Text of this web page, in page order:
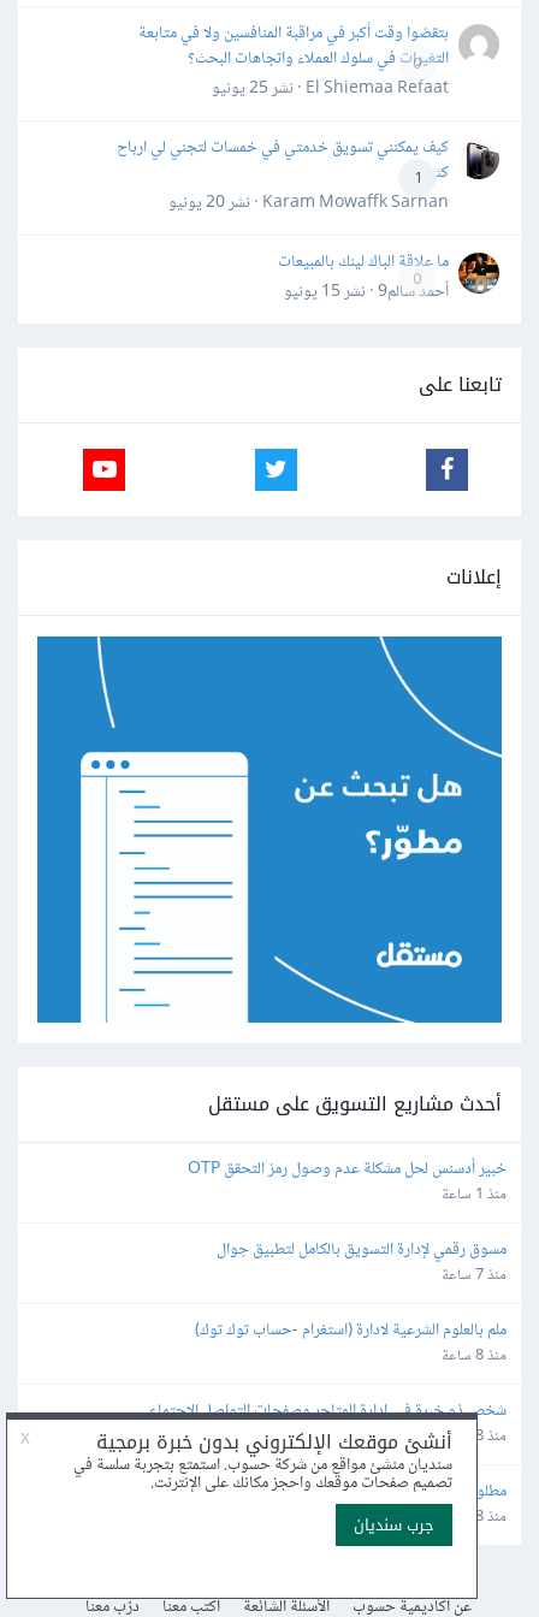
0
بتقضوا وقت أكبر في مراقبة المنافسين ولا في متابعة
التغيرات في سلوك العملاء واتجاهات البحث؟
El Shiemaa Refaat · نشر
25 يونيو
1
كيف يمكنني تسويق خدمتي في خمسات لتجني لي ارباح
كثيرة
Karam Mowaffk Sarhan · نشر
20 يونيو
0
ما علاقة الباك لينك بالمبيعات
أحمد سالم9 · نشر
15 يونيو
تابعنا على
إعلانات
أحدث مشاريع التسويق على مستقل
خبير أدسنس لحل مشكلة عدم وصول رمز التحقق OTP
منذ 1 ساعة
مسوق رقمي لإدارة التسويق بالكامل لتطبيق جوال
منذ 7 ساعة
ملم بالعلوم الشرعية لادارة (استغرام -حساب توك توك)
منذ 8 ساعة
شخص ذو خبرة في إدارة المتاجر وصفحات التواصل الإجتماعي
منذ 8 ساعة
مطلوب خبير تسويق وترويج محترف لمنصة تيك توك (TikTok ads)
منذ 8 ساعة
عن أكاديمية حسوب الأسئلة الشائعة اكتب معنا درّب معنا